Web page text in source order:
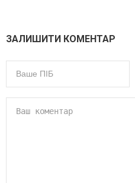
ЗАЛИШИТИ КОМЕНТАР